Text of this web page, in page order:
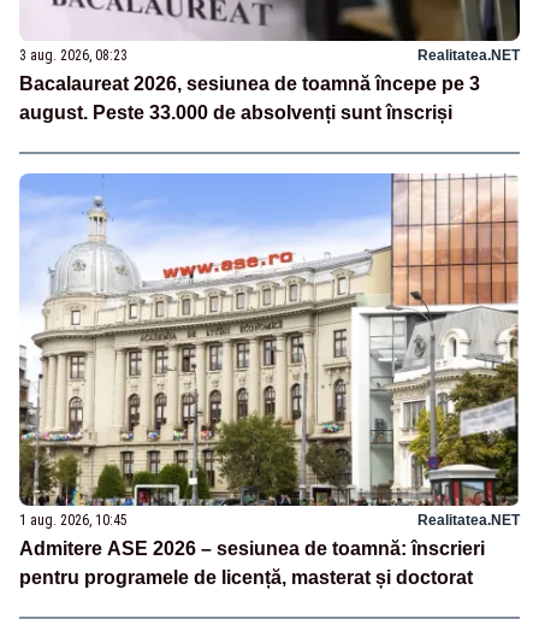
3 aug. 2026, 08:23 Realitatea.NET
Bacalaureat 2026, sesiunea de toamnă începe pe 3
august. Peste 33.000 de absolvenți sunt înscriși
1 aug. 2026, 10:45 Realitatea.NET
Admitere ASE 2026 – sesiunea de toamnă: înscrieri
pentru programele de licență, masterat și doctorat